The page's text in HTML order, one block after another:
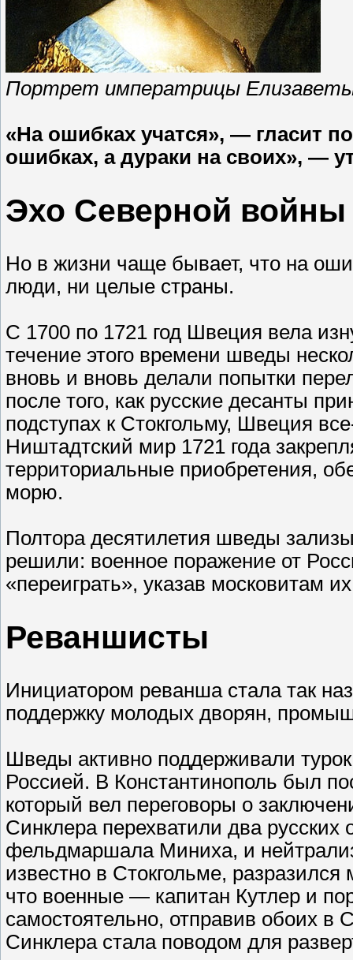
Портрет императрицы
«На ошибках учатся», — гласит
ошибках, а дураки на своих», —
Эхо Северной войны
Но в жизни чаще бывает, что на
люди, ни целые страны.
С 1700 по 1721 год Швеция вела
течение этого времени шведы
вновь и вновь делали попытки
после того, как русские десанты
подступах к Стокгольму, Швеция
Ништадтский мир 1721 года
территориальные приобретения,
морю.
Полтора десятилетия шведы
решили: военное поражение от
«переиграть», указав московитам
Реваншисты
Инициатором реванша стала так
поддержку молодых дворян,
Шведы активно поддерживали
Россией. В Константинополь был
который вел переговоры о
Синклера перехватили два
фельдмаршала Миниха, и
известно в Стокгольме,
что военные — капитан Кутлер и
самостоятельно, отправив обоих
Синклера стала поводом для